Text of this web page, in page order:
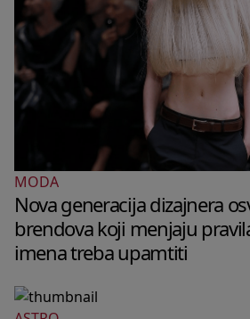
MODA
Nova generacija dizajnera
brendova koji menjaju
imena treba upamtiti